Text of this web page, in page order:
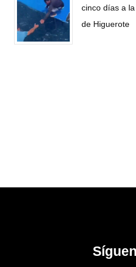
cinco días a
de Higuerote